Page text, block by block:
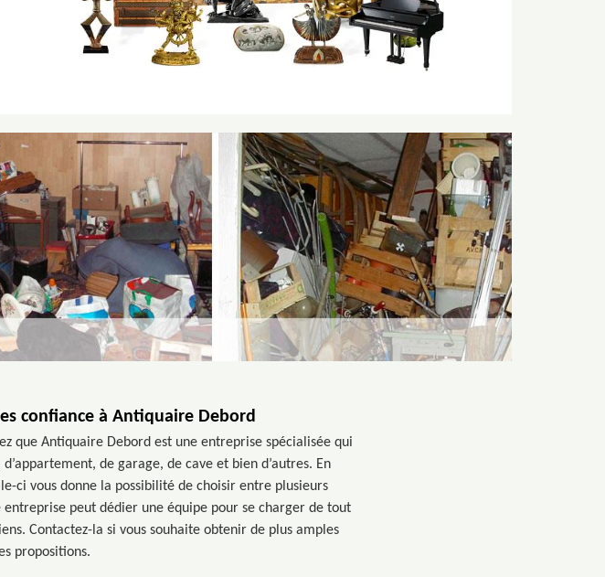
confiance à Antiquaire Debord
que Antiquaire Debord est une entreprise spécialisée qui
de garage, de cave et bien d’autres. En
ci vous donne la possibilité de choisir entre plusieurs
peut dédier une équipe pour se charger de tout
Contactez-la si vous souhaite obtenir de plus amples
propositions.